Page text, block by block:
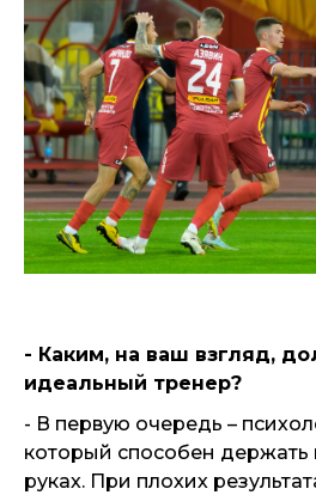
- Каким, на ваш взгляд,
идеальный тренер?
- В первую очередь –
который способен держать
руках. При плохих